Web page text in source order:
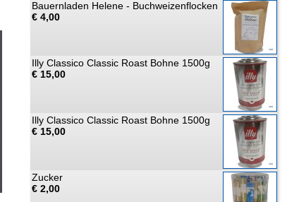
Bauernladen Helene - Buchweizenflocken
€ 4,00
Illy Classico Classic Roast Bohne 1500g
€ 15,00
Illy Classico Classic Roast Bohne 1500g
€ 15,00
Zucker
€ 2,00